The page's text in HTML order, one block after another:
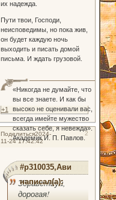
их надежда.
Пути твои, Господи,
неисповедимы, но пока жив,
он будет каждую ночь
выходить и писать домой
письма. И ждать грузовой.
«Никогда не думайте, что
вы все знаете. И как бы
высоко не оценивали вас,
всегда имейте мужество
сказать себе, я невежда».
Академик И. П. Павлов.
+1
Поделиться 2
2024-
11-24 17:42:42
#p310035,Ави
написал(а):
Здравствуй,
дорогая!